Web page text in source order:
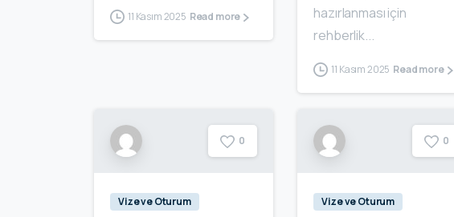
11 Kasım 2025 Read more
hazırlanması için
rehberlik...
11 Kasım 2025 Read more
0
Vize ve Oturum
0
Vize ve Oturum